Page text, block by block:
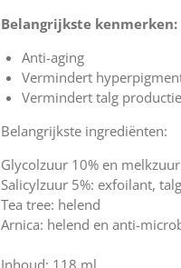
Belangrijkste kenmerken:
Anti-aging
Vermindert
Vermindert talg productie
Belangrijkste ingrediënten:
Glycolzuur 10% en
Salicylzuur 5%: exfoilant,
Tea tree: helend
Arnica: helend en anti-
Inhoud: 118 ml.